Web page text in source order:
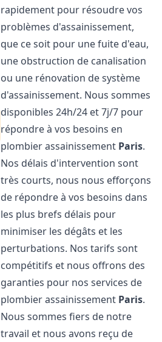
rapidement pour résoudre vos
problèmes d'assainissement,
que ce soit pour une fuite d'eau,
une obstruction de canalisation
ou une rénovation de système
d'assainissement. Nous sommes
disponibles 24h/24 et 7j/7 pour
répondre à vos besoins en
plombier assainissement Paris.
Nos délais d'intervention sont
très courts, nous nous efforçons
de répondre à vos besoins dans
les plus brefs délais pour
minimiser les dégâts et les
perturbations. Nos tarifs sont
compétitifs et nous offrons des
garanties pour nos services de
plombier assainissement Paris.
Nous sommes fiers de notre
travail et nous avons reçu de